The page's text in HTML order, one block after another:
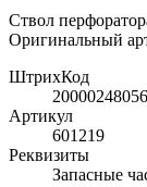
Ствол
Оригинальный
ШтрихКод
Артикул
601219
Реквизиты
Запасные